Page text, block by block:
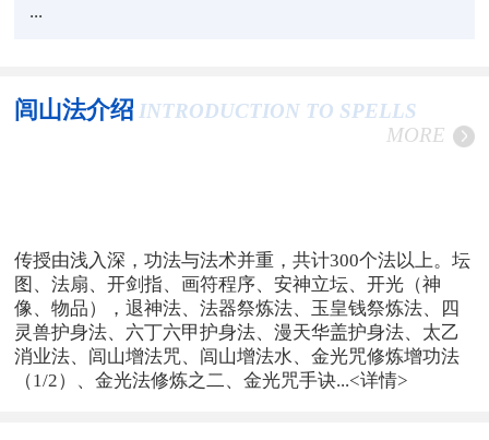
...
闾山法介绍 INTRODUCTION TO SPELLS
MORE
传授由浅入深，功法与法术并重，共计300个法以上。坛
图、法扇、开剑指、画符程序、安神立坛、开光（神
像、物品），退神法、法器祭炼法、玉皇钱祭炼法、四
灵兽护身法、六丁六甲护身法、漫天华盖护身法、太乙
消业法、闾山增法咒、闾山增法水、金光咒修炼增功法
（1/2）、金光法修炼之二、金光咒手诀...<详情>